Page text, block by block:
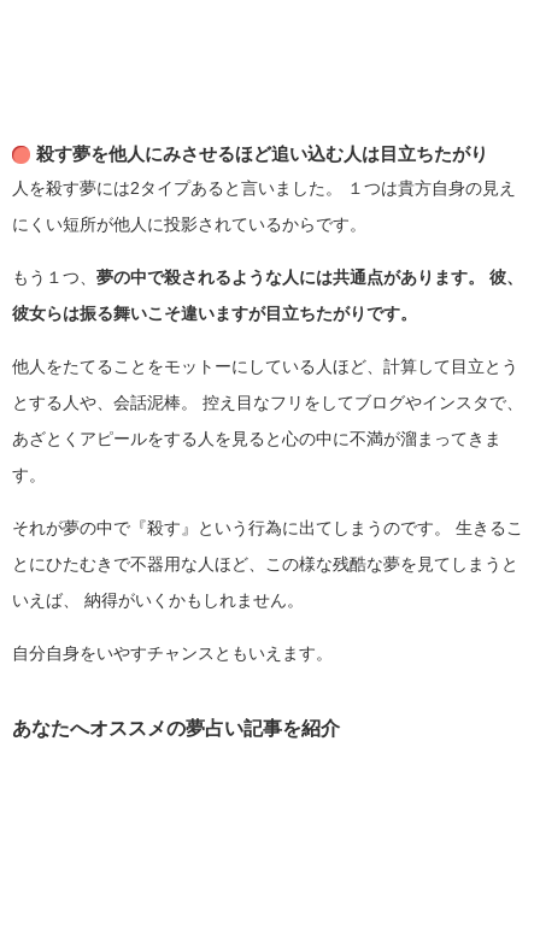
殺す夢を他人にみさせるほど追い込む人は目立ちたがり
人を殺す夢には2タイプあると言いました。
１つは貴方自身の見え
にくい短所が他人に投影されているからです。
もう１つ、 夢の中で殺されるような人には共通点があります。
彼、
彼女らは振る舞いこそ違いますが目立ちたがりです。
他人をたてることをモットーにしている人ほど、計算して目立とう
とする人や、会話泥棒。
控え目なフリをしてブログやインスタで、
あざとくアピールをする人を見ると心の中に不満が溜まってきま
す。
それが夢の中で『殺す』という行為に出てしまうのです。
生きるこ
とにひたむきで不器用な人ほど、この様な残酷な夢を見てしまうと
いえば、
納得がいくかもしれません。
自分自身をいやすチャンスともいえます。
あなたへオススメの夢占い記事を紹介